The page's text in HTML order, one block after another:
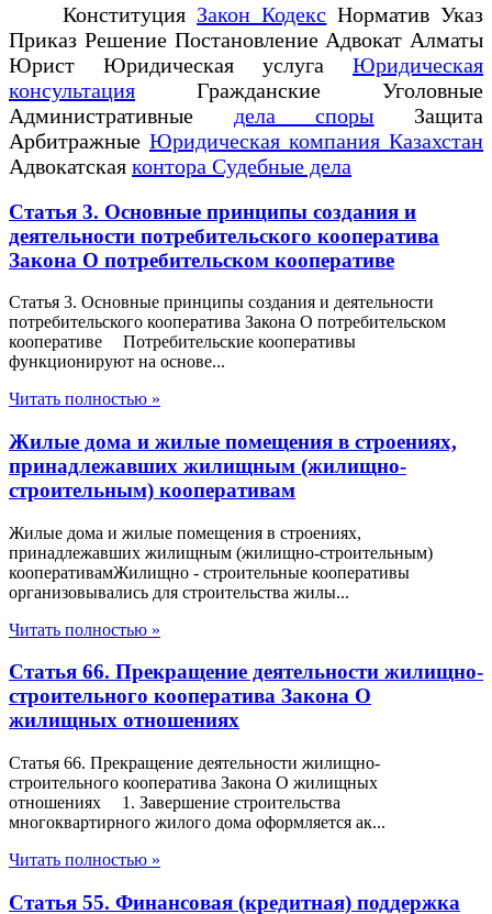
Конституция Закон Кодекс Норматив Указ
Приказ Решение Постановление Адвокат Алматы
Юрист Юридическая услуга Юридическая
консультация Гражданские Уголовные
Административные дела споры Защита
Арбитражные Юридическая компания Казахстан
Адвокатская контора Судебные дела
Статья 3. Основные принципы создания и
деятельности потребительского кооператива
Закона О потребительском кооперативе
Статья 3. Основные принципы создания и деятельности
потребительского кооператива Закона О потребительском
кооперативе Потребительские кооперативы
функционируют на основе...
Читать полностью »
Жилые дома и жилые помещения в строениях,
принадлежавших жилищным (жилищно-
строительным) кооперативам
Жилые дома и жилые помещения в строениях,
принадлежавших жилищным (жилищно-строительным)
кооперативамЖилищно - строительные кооперативы
организовывались для строительства жилы...
Читать полностью »
Статья 66. Прекращение деятельности жилищно-
строительного кооператива Закона О
жилищных отношениях
Статья 66. Прекращение деятельности жилищно-
строительного кооператива Закона О жилищных
отношениях 1. Завершение строительства
многоквартирного жилого дома оформляется ак...
Читать полностью »
Статья 55. Финансовая (кредитная) поддержка